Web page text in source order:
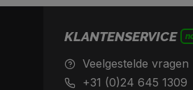
KLANTENSERVICE
Veelgestelde vragen
+31 (0)24 645 1309